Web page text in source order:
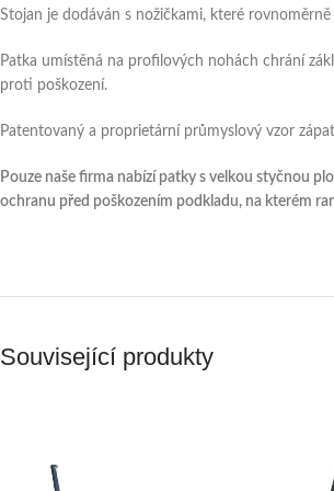
Stojan je dodáván s nožičkami, které
Patka umístěná na profilových nohách chrání
proti poškození.
Patentovaný a proprietární průmyslový vzor
Pouze naše firma nabízí patky s velkou styčnou
ochranu před poškozením podkladu, na kterém
Související produkty